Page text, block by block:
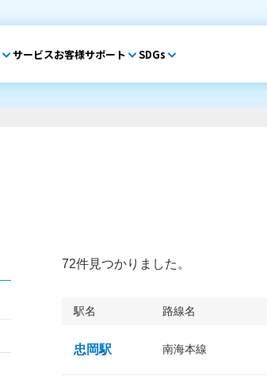
サービスお客様サポート SDGs
72件見つかりました。
駅名 路線名
忠岡駅 南海本線